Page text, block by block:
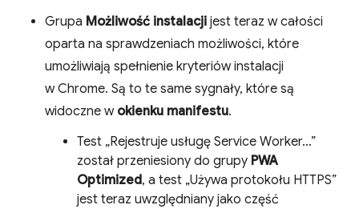
Grupa Możliwość instalacji jest teraz w całości
oparta na sprawdzeniach możliwości, które
umożliwiają spełnienie kryteriów instalacji
w Chrome. Są to te same sygnały, które są
widoczne w okienku manifestu.
Test „Rejestruje usługę Service Worker…”
został przeniesiony do grupy PWA
Optimized, a test „Używa protokołu HTTPS”
jest teraz uwzględniany jako część